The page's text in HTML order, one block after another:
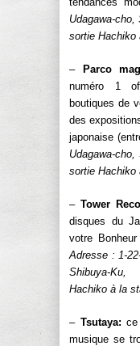
Udagawa-cho,
sortie Hachiko
– Parco
numéro 1
boutiques de
des
japonaise
Udagawa-
sortie Hachiko
– Tower
disques du
votre
Adresse : 1-
Shibuya-
Hachiko à la
– Tsutaya:
musique se